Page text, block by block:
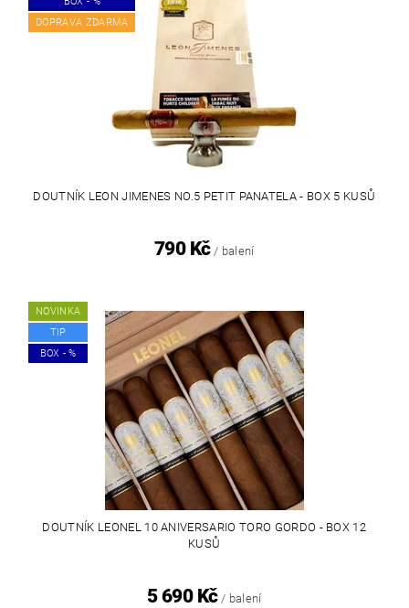
DOPRAVA ZDARMA
DOUTNÍK LEON JIMENES NO.5 PETIT PANATELA - BOX 5 KUSŮ
790 Kč / balení
NOVINKA
TIP
BOX - %
DOUTNÍK LEONEL 10 ANIVERSARIO TORO GORDO - BOX 12
KUSŮ
5 690 Kč / balení